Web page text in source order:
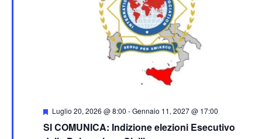
SI COMUNICA: Indizione elezioni Esecutivo
Segnalati
Luglio 20, 2026 @ 8:00 -Gennaio 11, 2027 @ 17:00